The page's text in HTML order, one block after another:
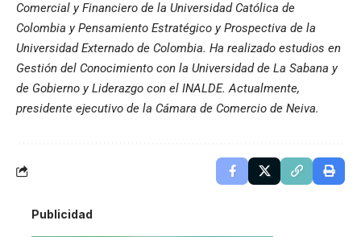
Comercial y Financiero de la Universidad Católica de
Colombia y Pensamiento Estratégico y Prospectiva de la
Universidad Externado de Colombia. Ha realizado estudios en
Gestión del Conocimiento con la Universidad de La Sabana y
de Gobierno y Liderazgo con el INALDE. Actualmente,
presidente ejecutivo de la Cámara de Comercio de Neiva.
Publicidad